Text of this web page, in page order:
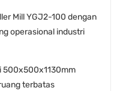
Mill YGJ2-100 dengan
operasional industri
500x500x1130mm
terbatas